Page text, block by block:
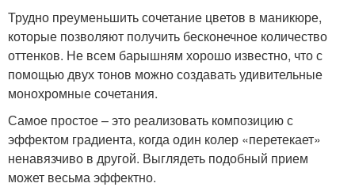
Трудно преуменьшить сочетание цветов в маникюре,
которые позволяют получить бесконечное количество
оттенков. Не всем барышням хорошо известно, что с
помощью двух тонов можно создавать удивительные
монохромные сочетания.
Самое простое – это реализовать композицию с
эффектом градиента, когда один колер «перетекает»
ненавязчиво в другой. Выглядеть подобный прием
может весьма эффектно.